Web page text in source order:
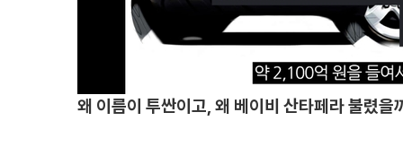
왜 이름이 투싼이고, 왜 베이비 산타페라 불렸을